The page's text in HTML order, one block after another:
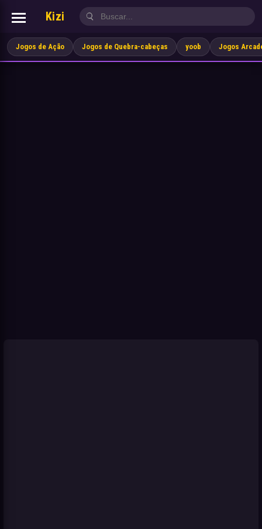
Kizi
Jogos de Ação Jogos de Quebra-cabeças yoob Jogos